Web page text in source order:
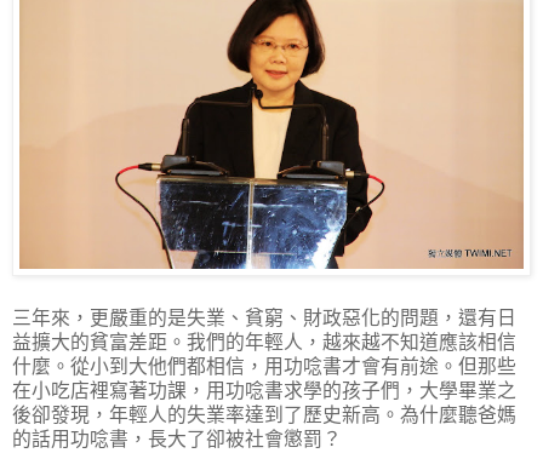
三年來，更嚴重的是失業、貧窮、財政惡化的問題，還有日
益擴大的貧富差距。我們的年輕人，越來越不知道應該相信
什麼。從小到大他們都相信，用功唸書才會有前途。但那些
在小吃店裡寫著功課，用功唸書求學的孩子們，大學畢業之
後卻發現，年輕人的失業率達到了歷史新高。為什麼聽爸媽
的話用功唸書，長大了卻被社會懲罰？